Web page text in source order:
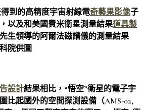
得到的高精度宇宙射線電奇藝果影像子
以及和美國費米衛星測量結果道具製
生領導的阿爾法磁譜儀的測量結果
院供圖
設計結果相比，“悟空”衛星的電子宇
比起國外的空間探測設備（AMS-02,